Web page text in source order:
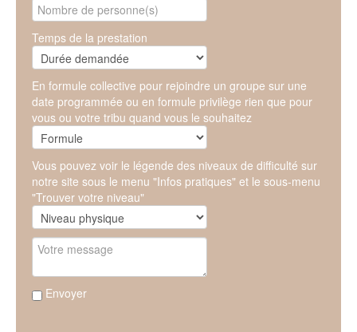
Temps de la prestation
En formule collective pour rejoindre un groupe sur une
date programmée ou en formule privilège rien que pour
vous ou votre tribu quand vous le souhaitez
Vous pouvez voir le légende des niveaux de difficulté sur
notre site sous le menu "Infos pratiques" et le sous-menu
"Trouver votre niveau"
Envoyer